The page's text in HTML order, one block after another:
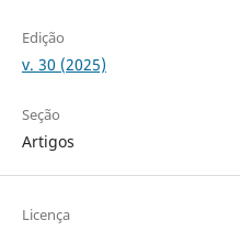
Edição
v. 30 (2025)
Seção
Artigos
Licença